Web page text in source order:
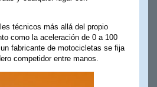
técnicos más allá del propio
como la aceleración de 0 a 100
fabricante de motocicletas se fija
competidor entre manos.